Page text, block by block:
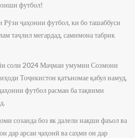
футбол!
ҷаҳонии футбол, ки бо ташаббуси
таҷлил мегардад, самимона табрик
соли 2024 Маҷмаи умумии Созмони
Тоҷикистон қатъномае қабул намуд,
футбол расман ба тақвими
созанда боз як далели нақши фаъол ва
дар арсаи ҷаҳонӣ ва саҳми он дар